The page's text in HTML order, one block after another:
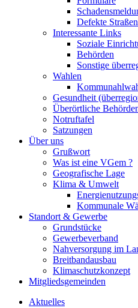
Defekte
Interessante Links
Soziale
Behörden
Sonstige
Wahlen
Gesundheit
Überörtliche
Notruftafel
Satzungen
Über uns
Grußwort
Was ist eine VGem ?
Geografische Lage
Klima & Umwelt
Kommunale
Standort & Gewerbe
Grundstücke
Gewerbeverband
Nahversorgung im
Breitbandausbau
Klimaschutzkonzept
Mitgliedsgemeinden
Aktuelles